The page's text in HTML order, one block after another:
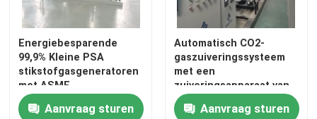
Energiebesparende
99,9% Kleine PSA
stikstofgasgeneratoren
met ASME
Aanvraag sturen
Automatisch CO2-
gaszuiveringssysteem
met een
zuiveringsapparaat van
99,99% zuiverheid
Aanvraag sturen